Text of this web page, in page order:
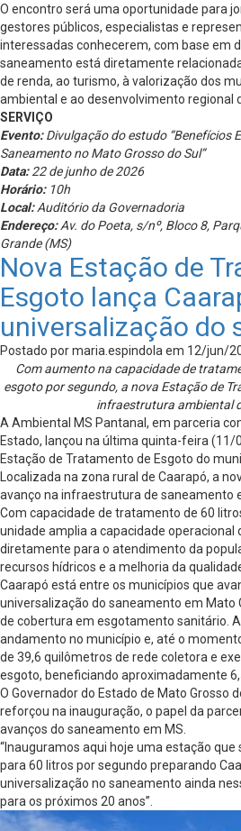
O encontro será uma oportunidade para
gestores públicos, especialistas e
interessadas conhecerem, com base em
saneamento está diretamente
de renda, ao turismo, à valorização dos
ambiental e ao desenvolvimento regional
SERVIÇO
Evento:Divulgação do estudo “Benefícios
Saneamento no Mato Grosso do Sul”
Data:22 de junho de 2026
Horário:10h
Local:Auditório da Governadoria
Endereço:Av. do Poeta, s/nº, Bloco 8,
Grande (MS)
Nova Estação de
Esgoto lança
universalização do
Postado por maria.espindola em 12/jun/
Com aumento na capacidade de
esgoto por segundo, a nova Estação de
infraestrutura ambiental
A Ambiental MS Pantanal, em parceria
Estado, lançou na última quinta-feira (11/
Estação de Tratamento de Esgoto do
Localizada na zona rural de Caarapó, a
avanço na infraestrutura de saneamento
Com capacidade de tratamento de 60
unidade amplia a capacidade operacional
diretamente para o atendimento da
recursos hídricos e a melhoria da
Caarapó está entre os municípios que
universalização do saneamento em Mato
de cobertura em esgotamento sanitário.
andamento no município e, até o
de 39,6 quilômetros de rede coletora e
esgoto, beneficiando aproximadamente
O Governador do Estado de Mato Grosso
reforçou na inauguração, o papel da
avanços do saneamento em MS.
“Inauguramos aqui hoje uma estação que
para 60 litros por segundo preparando
universalização no saneamento ainda
para os próximos 20 anos”.